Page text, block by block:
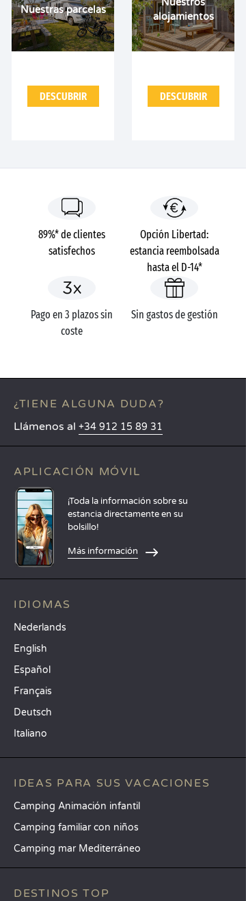
Nuestras parcelas
DESCUBRIR
Nuestros
alojamientos
DESCUBRIR
89%* de clientes
satisfechos
Opción Libertad:
estancia reembolsada
hasta el D-14*
Pago en 3 plazos sin
coste
Sin gastos de gestión
¿TIENE ALGUNA DUDA?
Llámenos al +34 912 15 89 31
APLICACIÓN MÓVIL
¡Toda la información sobre su
estancia directamente en su
bolsillo!
Más información
IDIOMAS
Nederlands
English
Español
Français
Deutsch
Italiano
IDEAS PARA SUS VACACIONES
Camping Animación infantil
Camping familiar con niños
Camping mar Mediterráneo
DESTINOS TOP